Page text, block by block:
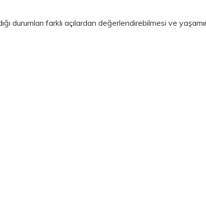
durumları farklı açılardan değerlendirebilmesi ve